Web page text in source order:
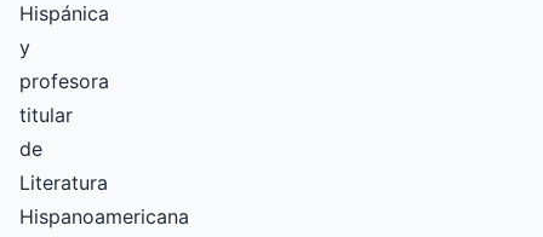
Hispánica
y
profesora
titular
de
Literatura
Hispanoamericana